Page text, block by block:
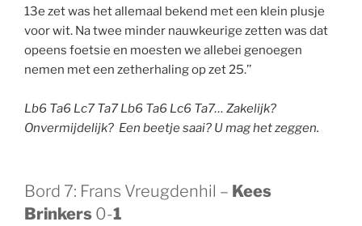
13e zet was het allemaal bekend met een klein plusje
voor wit. Na twee minder nauwkeurige zetten was dat
opeens foetsie en moesten we allebei genoegen
nemen met een zetherhaling op zet 25.’’
Lb6 Ta6 Lc7 Ta7 Lb6 Ta6 Lc6 Ta7… Zakelijk?
Onvermijdelijk? Een beetje saai? U mag het zeggen.
Bord 7: Frans Vreugdenhil – Kees
Brinkers 0-1